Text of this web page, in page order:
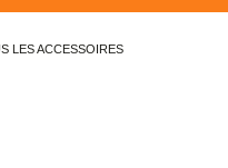
LES ACCESSOIRES